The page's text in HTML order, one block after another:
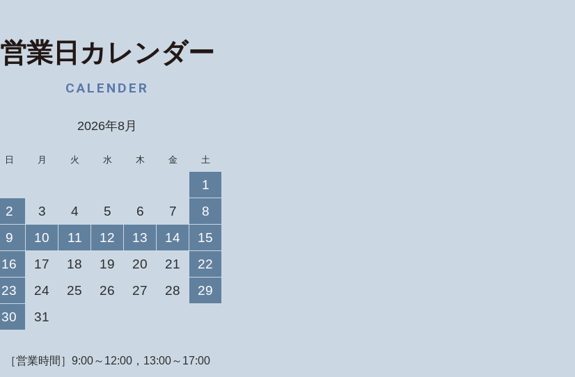
営業日カレンダー
CALENDER
2026年8月
日 月 火 水 木 金 土
1
2
3 4 5 6 7
8
9
10 11 12 13 14
15
16
17 18 19 20 21
22
23
24 25 26 27 28
29
30
31
［営業時間］9:00～12:00，13:00～17:00